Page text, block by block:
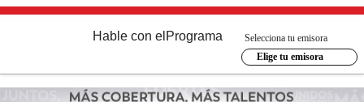
Hable con el Programa
Selecciona tu emisora
Elige tu emisora